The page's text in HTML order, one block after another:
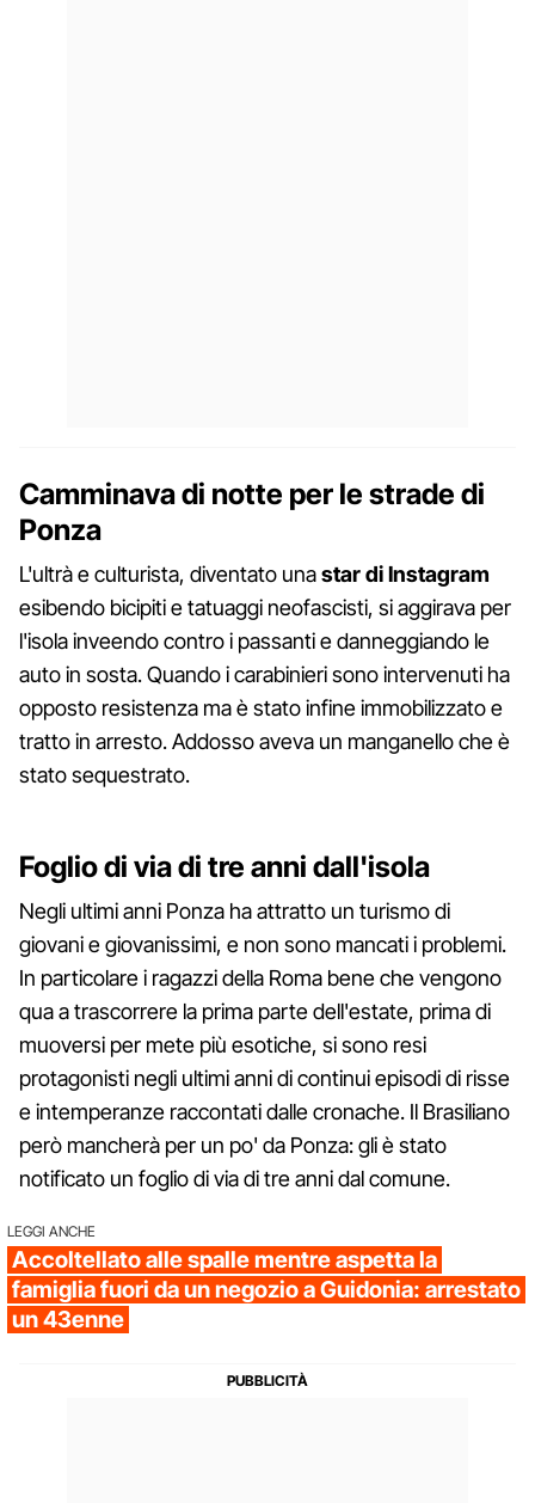
Camminava di notte per le strade di
Ponza
L'ultrà e culturista, diventato unastar di Instagram
esibendo bicipiti e tatuaggi neofascisti, si aggirava per
l'isola inveendo contro i passanti e danneggiando le
auto in sosta. Quando i carabinieri sono intervenuti ha
opposto resistenza ma è stato infine immobilizzato e
tratto in arresto. Addosso aveva un manganello che è
stato sequestrato.
Foglio di via di tre anni dall'isola
Negli ultimi anni Ponza ha attratto un turismo di
giovani e giovanissimi, e non sono mancati i problemi.
In particolare i ragazzi della Roma bene che vengono
qua a trascorrere la prima parte dell'estate, prima di
muoversi per mete più esotiche, si sono resi
protagonisti negli ultimi anni di continui episodi di risse
e intemperanze raccontati dalle cronache. Il Brasiliano
però mancherà per un po' da Ponza: gli è stato
notificato un foglio di via di tre anni dal comune.
LEGGI ANCHE
Accoltellato alle spalle mentre aspetta la
famiglia fuori da un negozio a Guidonia: arrestato
un 43enne